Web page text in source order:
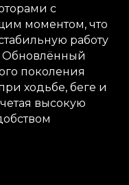
с
моментом, что
работу
Обновлённый
поколения
ходьбе, беге и
высокую